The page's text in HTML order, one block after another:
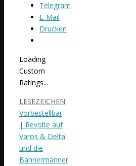
Telegram
E-Mail
Drucken
Loading
Custom
Ratings...
LESEZEICHEN.
Vorbestellbar
| Revolte auf
Varos & Delta
und die
Bannermänner